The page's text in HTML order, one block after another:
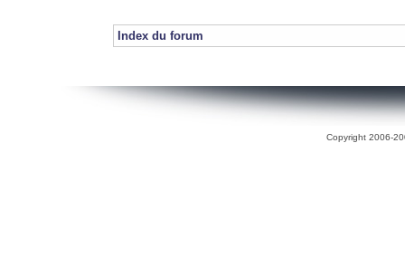
Index du forum
Copyright 2006-